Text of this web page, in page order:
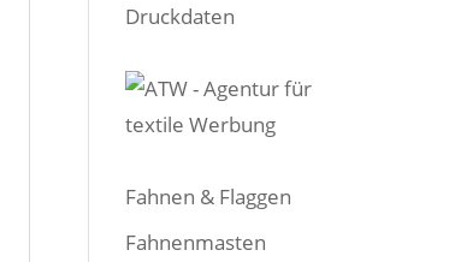
Druckdaten
Fahnen & Flaggen
Fahnenmasten